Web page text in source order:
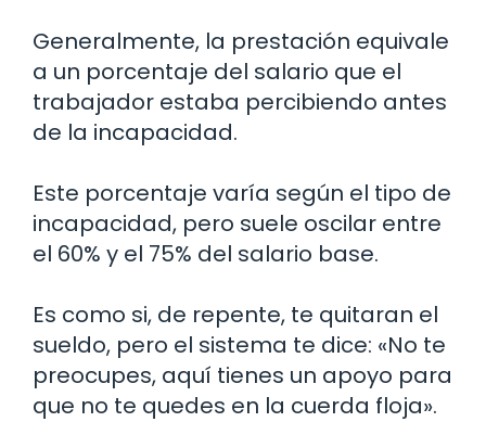
Generalmente, la prestación equivale
a un porcentaje del salario que el
trabajador estaba percibiendo antes
de la incapacidad.
Este porcentaje varía según el tipo de
incapacidad, pero suele oscilar entre
el 60% y el 75% del salario base.
Es como si, de repente, te quitaran el
sueldo, pero el sistema te dice: «No te
preocupes, aquí tienes un apoyo para
que no te quedes en la cuerda floja».